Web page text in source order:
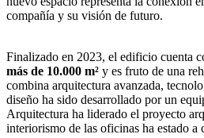
compañía y su visión de futuro.
Finalizado en 2023, el edificio cuenta
más de 10.000 m² y es fruto de una
combina arquitectura avanzada,
diseño ha sido desarrollado por un
Arquitectura ha liderado el proyecto
interiorismo de las oficinas ha estado